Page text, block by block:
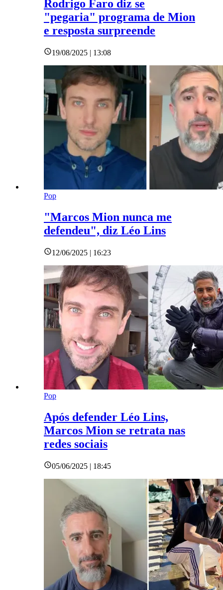
Rodrigo Faro diz se
"pegaria" programa de Mion
e resposta surpreende
19/08/2025 | 13:08
Pop
"Marcos Mion nunca me
defendeu", diz Léo Lins
12/06/2025 | 16:23
Pop
Após defender Léo Lins,
Marcos Mion se retrata nas
redes sociais
05/06/2025 | 18:45